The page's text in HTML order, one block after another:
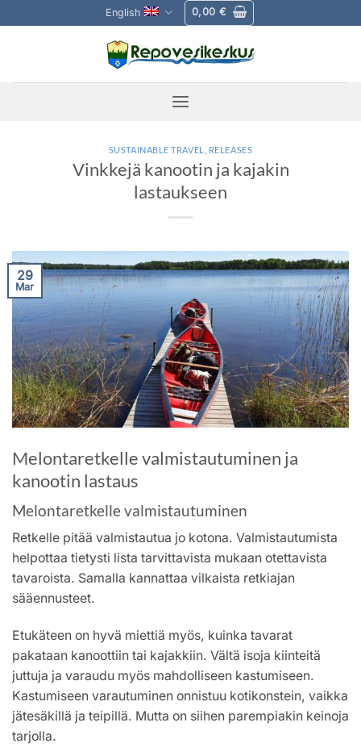
to
English 0,00 €
SUSTAINABLE TRAVEL RELEASES
Vinkkejä kanootin ja kajakin
lastaukseen
29
Mar
Melontaretkelle valmistautuminen ja
kanootin lastaus
Melontaretkelle valmistautuminen
Retkelle pitää valmistautua jo kotona. Valmistautumista
helpottaa tietysti lista tarvittavista mukaan otettavista
tavaroista. Samalla kannattaa vilkaista retkiajan
sääennusteet.
Etukäteen on hyvä miettiä myös, kuinka tavarat
pakataan kanoottiin tai kajakkiin. Vältä isoja kiinteitä
juttuja ja varaudu myös mahdolliseen kastumiseen.
Kastumiseen varautuminen onnistuu kotikonstein, vaikka
jätesäkillä ja teipillä. Mutta on siihen parempiakin keinoja
tarjolla.